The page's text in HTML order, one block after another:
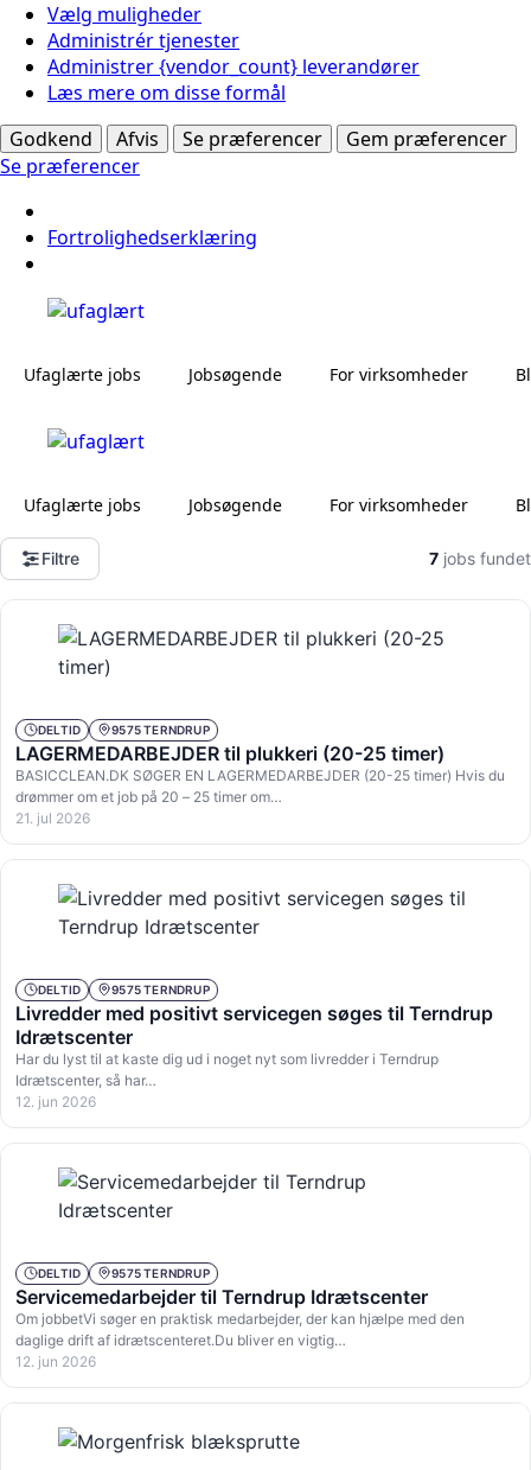
Vælg muligheder
Administrér tjenester
Administrer {vendor_count} leverandører
Læs mere om disse formål
Godkend
Afvis Se præferencer
Gem præferencer
Se præferencer
Fortrolighedserklæring
Ufaglærte jobs Jobsøgende For virksomheder
Ufaglærte jobs Jobsøgende For virksomheder
Filtre 7 jobs fundet
DELTID 9575 TERNDRUP
LAGERMEDARBEJDER til plukkeri (20-25 timer)
BASICCLEAN.DK SØGER EN LAGERMEDARBEJDER (20-25 timer) Hvis du
drømmer om et job på 20 – 25 timer om…
21. jul 2026
DELTID 9575 TERNDRUP
Livredder med positivt servicegen søges til Terndrup
Idrætscenter
Har du lyst til at kaste dig ud i noget nyt som livredder i Terndrup
Idrætscenter, så har…
12. jun 2026
DELTID 9575 TERNDRUP
Servicemedarbejder til Terndrup Idrætscenter
Om jobbetVi søger en praktisk medarbejder, der kan hjælpe med den
daglige drift af idrætscenteret.Du bliver en vigtig…
12. jun 2026